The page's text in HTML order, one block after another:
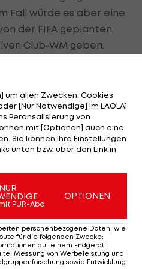
Fall würde es aber eine
der FIFA geplanten,
Club-WM geben.
kamen aus den
Winter. Dafür
der Saison 2020/21
zudem erscheint der
und
etwa in St.
ausgetragen wird - ihre
um allen Zwecken, Cookies
[Nur Notwendige] im LAOLA1
Peronsalisierung von
mit [Optionen] auch eine
Sie können Ihre Einstellungen
unten bzw. über den Link in
NUR
PUR-Abo
OPTIONEN
personenbezogene Daten, wie
für die folgenden Zwecke:
auf einem Endgerät;
Messung von Werbeleistung und
sowie Entwicklung